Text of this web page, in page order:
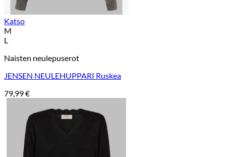
Katso
M
L
Naisten neulepuserot
JENSEN NEULEHUPPARI Ruskea
79,99€